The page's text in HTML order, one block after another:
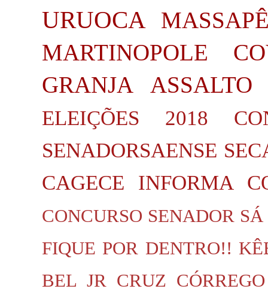
URUOCA
MARTINOPOLE
GRANJA
ASSALTO
ELEIÇÕES 2018
SENADORSAENSE
CAGECE INFORMA
CONCURSO SENADOR SÁ
FIQUE POR DENTRO!!
BEL JR CRUZ CÓRREGO